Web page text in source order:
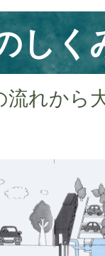
しく
流れから